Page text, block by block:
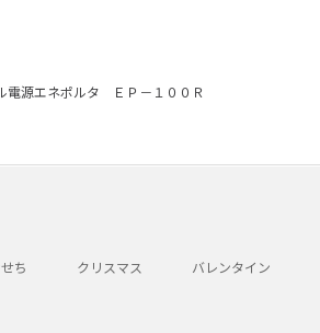
電源エネポルタ ＥＰ－１００Ｒ
ち クリスマス バレンタイン